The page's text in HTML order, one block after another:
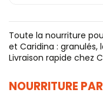
Toute la nourriture
et Caridina : granulés,
Livraison rapide chez
NOURRITURE